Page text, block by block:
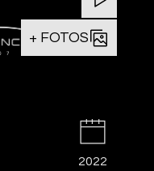
+ FOTOS
2022